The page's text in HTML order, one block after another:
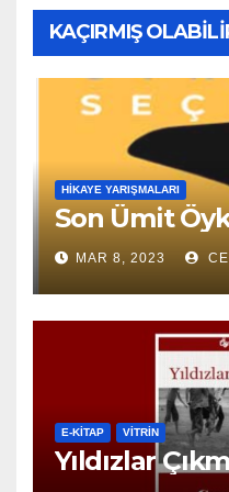
KAÇIRMIŞ
HIKAYE YARIŞMALARI
Son Ümit
MAR 8, 2023
E-KİTAP VITRIN
Yıldızlar